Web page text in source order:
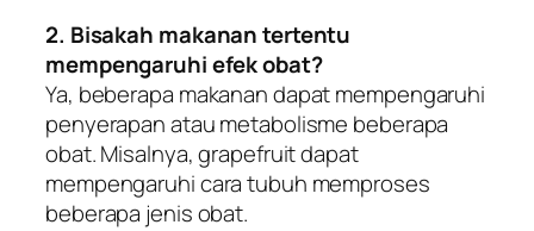
2. Bisakah makanan tertentu
mempengaruhi efek obat?
Ya, beberapa makanan dapat mempengaruhi
penyerapan atau metabolisme beberapa
obat. Misalnya, grapefruit dapat
mempengaruhi cara tubuh memproses
beberapa jenis obat.